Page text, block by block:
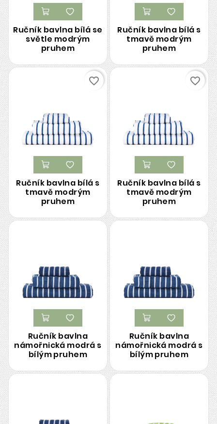
Ručník bavlna bílá se
světle modrým
pruhem
Ručník bavlna bílá s
tmavě modrým
pruhem
Ručník bavlna bílá s
tmavě modrým
pruhem
favorite_border
Ručník bavlna bílá s
tmavě modrým
pruhem
favorite_border
Ručník bavlna
námořnická modrá s
bílým pruhem
Ručník bavlna
námořnická modrá s
bílým pruhem